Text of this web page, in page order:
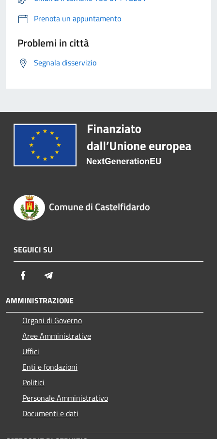
Prenota un appuntamento
Problemi in città
Segnala disservizio
Comune di Castelfidardo
SEGUICI SU
Facebook
AMMINISTRAZIONE
Organi di Governo
Aree Amministrative
Uffici
Enti e fondazioni
Politici
Personale Amministrativo
Documenti e dati